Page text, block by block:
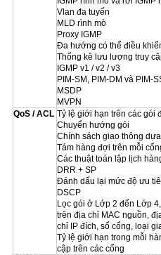
Vlan đa tuyến
MLD rình mò
Proxy IGMP
Đa hướng có thể điều
Thống kê lưu lượng truy
IGMP v1 / v2 / v3
PIM-SM, PIM-DM và PIM-
MSDP
MVPN
QoS / ACL Tỷ lệ giới hạn trên các gói
Chuyển hướng gói
Chính sách giao thông
Tám hàng đợi trên mỗi
Các thuật toán lập lịch
DRR + SP
Đánh dấu lại mức độ ưu
DSCP
Lọc gói ở Lớp 2 đến Lớp
trên địa chỉ MAC nguồn,
chỉ IP đích, số cổng, loại
Tỷ lệ giới hạn trong mỗi
cập trên các cổng